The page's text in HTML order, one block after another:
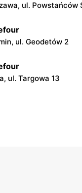
ul. Powstańców
ul. Geodetów 2
ul. Targowa 13